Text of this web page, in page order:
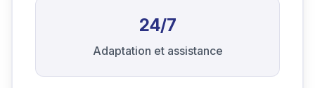
24/7
Adaptation et assistance